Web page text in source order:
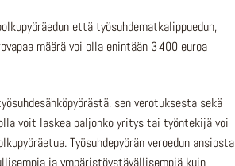
että työsuhdematkalippuedun,
määrä voi olla enintään 3 400 euroa
sen verotuksesta sekä
voit laskea paljonko yritys tai työntekijä voi
Työsuhdepyörän veroedun ansiosta
ja ympäristöystävällisempiä kuin